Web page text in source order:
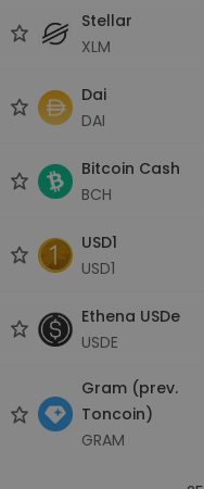
Stellar
XLM
Dai
DAI
Bitcoin Cash
BCH
USD1
USD1
Ethena USDe
USDE
Gram (prev.
Toncoin)
GRAM